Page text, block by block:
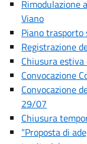
Rimodulazione
Viano
Piano
Registrazione
Chiusura estiva
Convocazione
Convocazione
29/07
Chiusura
“Proposta di